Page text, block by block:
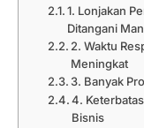
1. Lonjakan
Ditangani
2. Waktu
Meningkat
3. Banyak
4.
Bisnis